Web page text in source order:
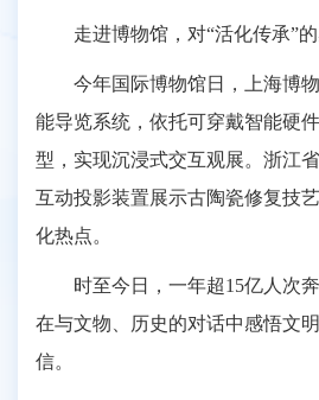
走进博物馆，对“活化传承”的
今年国际博物馆日，上海博物
能导览系统，依托可穿戴智能硬
型，实现沉浸式交互观展。浙江
互动投影装置展示古陶瓷修复技
化热点。
时至今日，一年超15亿人次奔
在与文物、历史的对话中感悟文
信。